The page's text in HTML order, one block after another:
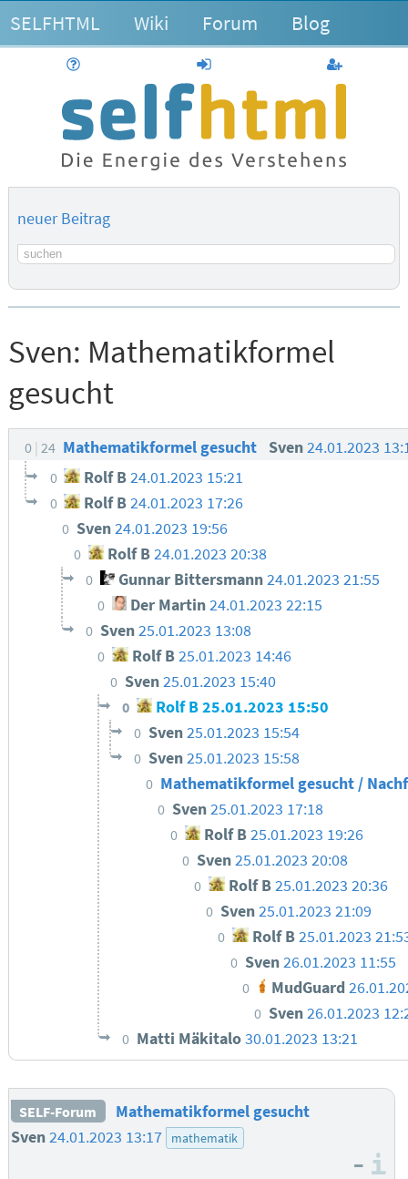
SELFHTML Wiki Forum Blog
anmelden
neuer Beitrag
Suchbegriff
Sven: Mathematikformel
gesucht
0 24 Mathematikformel gesucht Sven24.01.2023
0 Rolf B24.01.2023 15:21
0 Rolf B24.01.2023 17:26
0 Sven24.01.2023 19:56
0 Rolf B 24.01.2023 20:38
0 Gunnar Bittersmann24.01.2023 21:55
0 Der Martin24.01.2023 22:15
0 Sven25.01.2023 13:08
0 Rolf B25.01.2023 14:46
0 Sven25.01.2023 15:40
0 Rolf B25.01.2023 15:50
0 Sven25.01.2023 15:54
0 Sven25.01.2023 15:58
0 Mathematikformel gesucht /
0 Sven25.01.2023 17:18
0 Rolf B25.01.2023 19:26
0 Sven25.01.2023 20:08
0 Rolf B 25.01.2023 20:36
0 Sven25.01.2023 21:09
0 Rolf B25.01.2023
0 Sven26.01.2023 11:55
0 MudGuard
0 Sven26.01.2023
0 Matti Mäkitalo30.01.2023 13:21
SELF-Forum
Mathematikformel gesucht
Sven24.01.2023 13:17 mathematik
–